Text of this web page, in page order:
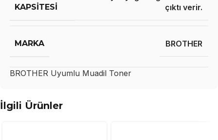
KAPSITESI
çıktı verir.
MARKA BROTHER
BROTHER Uyumlu Muadil Toner
İlgili Ürünler